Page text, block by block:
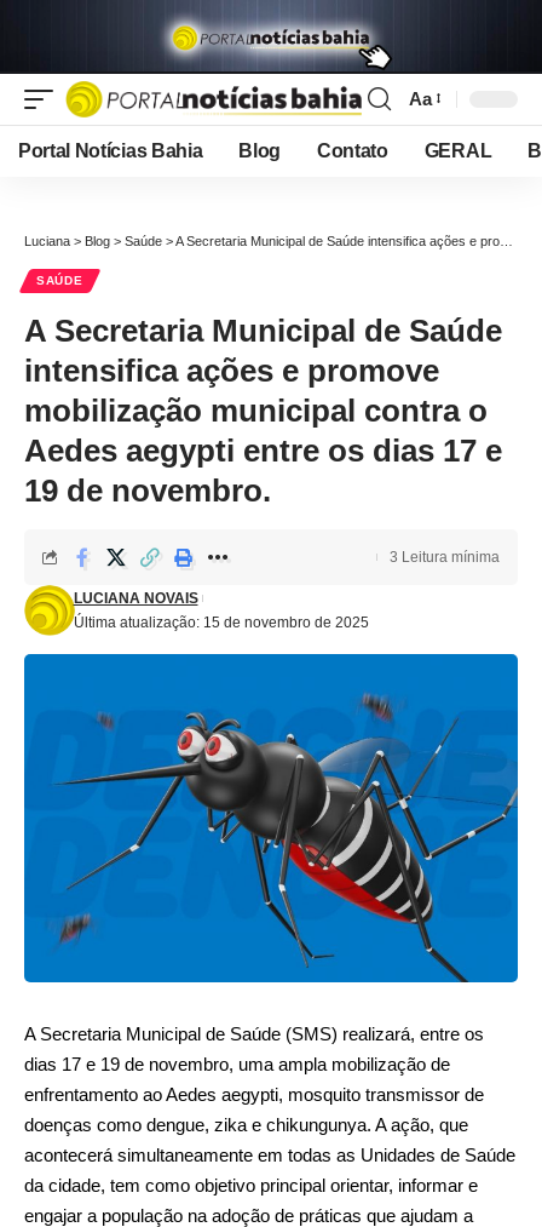
Font
Resizer
Aa
Portal Notícias Bahia Blog Contato GERAL
Luciana > Blog > Saúde >A Secretaria Municipal de Saúde intensifica ações e promove mobilização municipal contra o Aedes aegypti entre os dias 17 e 19 de novembro.
SAÚDE
A Secretaria Municipal de Saúde
intensifica ações e promove
mobilização municipal contra o
Aedes aegypti entre os dias 17 e
19 de novembro.
Última atualização: 15 de novembro de 2025
LUCIANA NOVAIS
3 Leitura mínima
A Secretaria Municipal de Saúde (SMS) realizará, entre os
dias 17 e 19 de novembro, uma ampla mobilização de
enfrentamento ao Aedes aegypti, mosquito transmissor de
doenças como dengue, zika e chikungunya. A ação, que
acontecerá simultaneamente em todas as Unidades de Saúde
da cidade, tem como objetivo principal orientar, informar e
engajar a população na adoção de práticas que ajudam a